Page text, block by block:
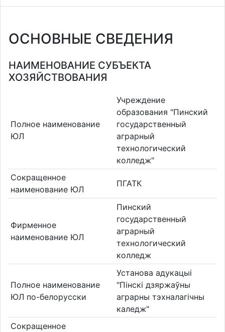
ОСНОВНЫЕ СВЕДЕНИЯ
НАИМЕНОВАНИЕ СУБЪЕКТА
ХОЗЯЙСТВОВАНИЯ
Полное наименование
ЮЛ
Учреждение
образования "Пинский
государственный
аграрный
технологический
колледж"
Сокращенное
наименование ЮЛ
ПГАТК
Фирменное
наименование ЮЛ
Пинский
государственный
аграрный
технологический
колледж
Полное наименование
ЮЛ по-белорусски
Установа адукацыі
"Пінскі дзяржаўны
аграрны тэхналагічны
каледж"
Сокращенное